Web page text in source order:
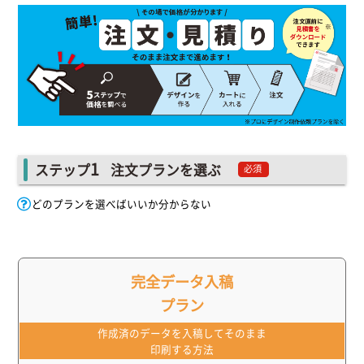
ステップ1 注文プランを選ぶ 必須
どのプランを選べばいいか分からない
完全データ入稿
プラン
作成済のデータを入稿してそのまま
印刷する方法